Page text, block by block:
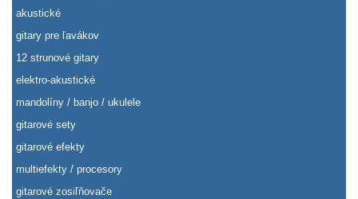
akustické
gitary pre ľavákov
12 strunové gitary
elektro-akustické
mandolíny / banjo / ukulele
gitarové sety
gitarové efekty
multiefekty / procesory
gitarové zosiľňovače